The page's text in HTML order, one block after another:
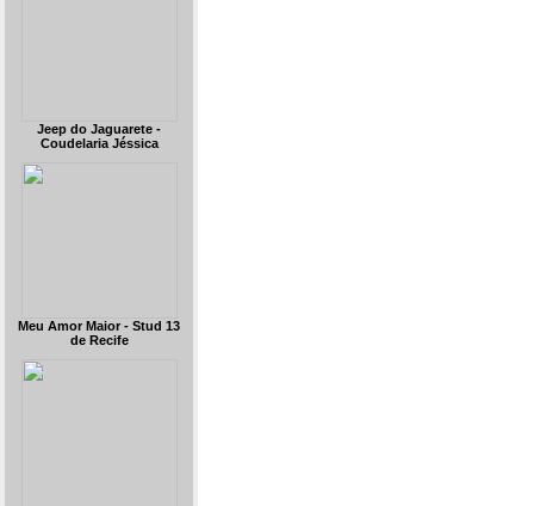
Jeep do Jaguarete -
Coudelaria Jéssica
Meu Amor Maior - Stud 13
de Recife